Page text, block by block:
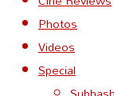
Photos
Videos
Special